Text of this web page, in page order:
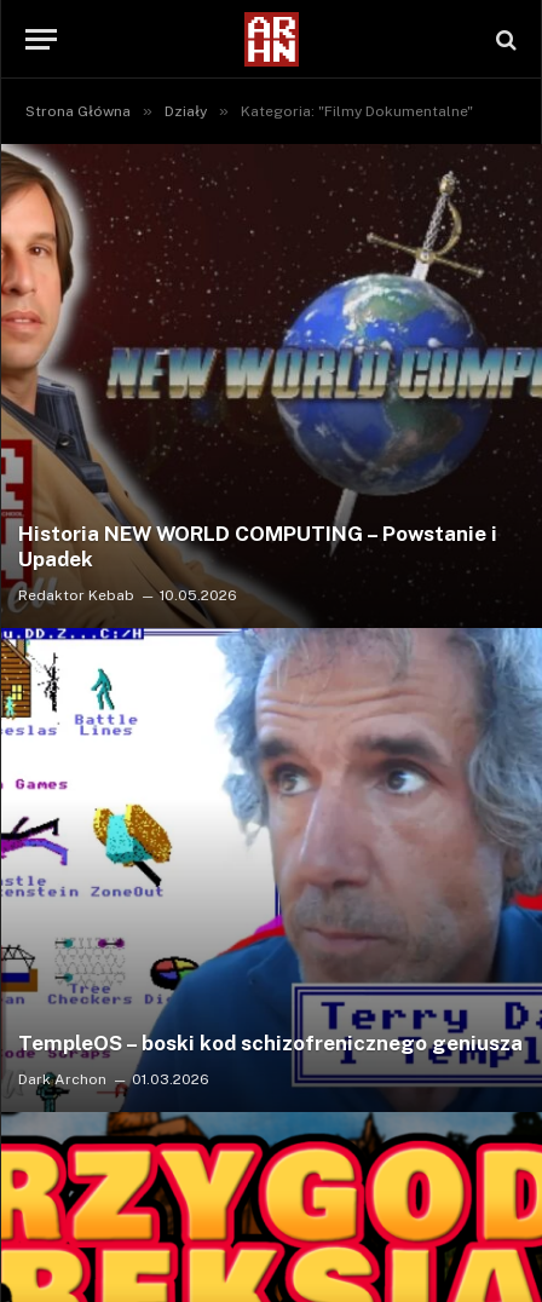
Strona Główna » Działy » Kategoria: "Filmy Dokumentalne"
Historia NEW WORLD COMPUTING – Powstanie i
Upadek
Redaktor Kebab 10.05.2026
TempleOS – boski kod schizofrenicznego geniusza
Dark Archon 01.03.2026